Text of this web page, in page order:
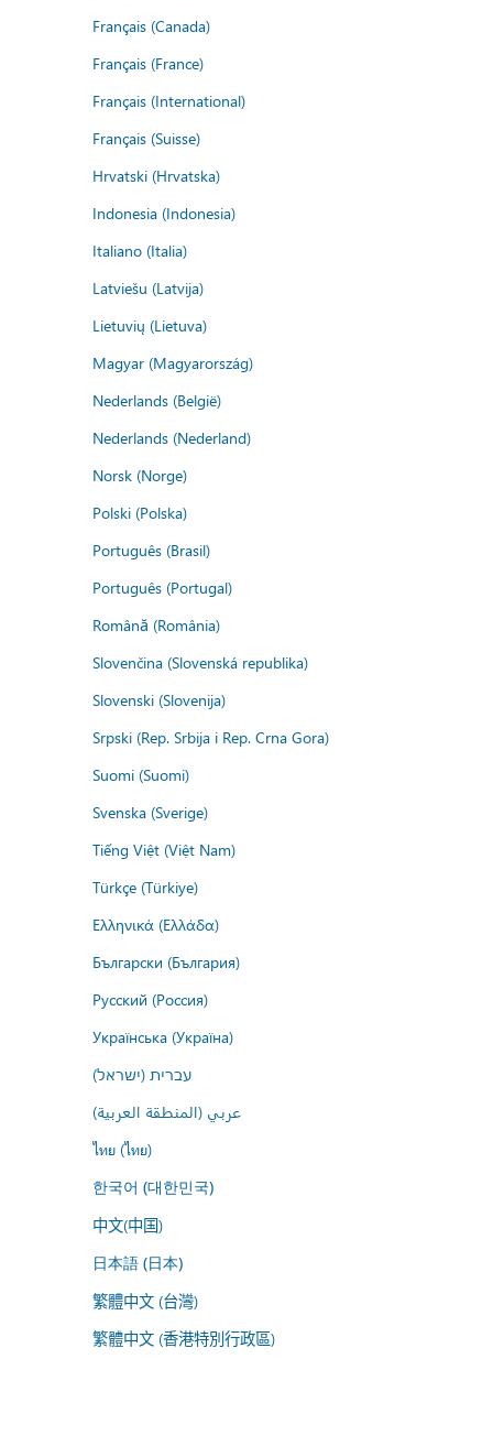
Français (Canada)
Français (France)
Français (International)
Français (Suisse)
Hrvatski (Hrvatska)
Indonesia (Indonesia)
Italiano (Italia)
Latviešu (Latvija)
Lietuvių (Lietuva)
Magyar (Magyarország)
Nederlands (België)
Nederlands (Nederland)
Norsk (Norge)
Polski (Polska)
Português (Brasil)
Português (Portugal)
Română (România)
Slovenčina (Slovenská republika)
Slovenski (Slovenija)
Srpski (Rep. Srbija i Rep. Crna Gora)
Suomi (Suomi)
Svenska (Sverige)
Tiếng Việt (Việt Nam)
Türkçe (Türkiye)
Ελληνικά (Ελλάδα)
Български (България)
Русский (Россия)
Українська (Україна)
עברית (ישראל)
عربي (المنطقة العربية)
ไทย (ไทย)
한국어 (대한민국)
中文(中国)
日本語 (日本)
繁體中文 (台灣)
繁體中文 (香港特別行政區)